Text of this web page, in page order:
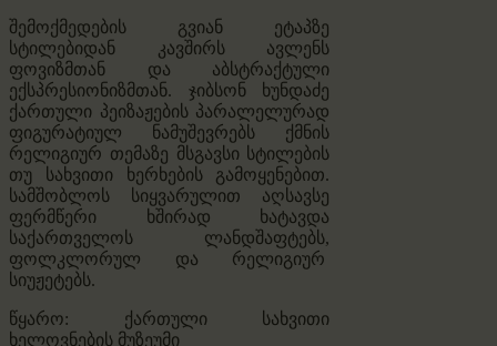
შემოქმედების გვიან ეტაპზე
სტილებიდან კავშირს ავლენს
ფოვიზმთან და აბსტრაქტული
ექსპრესიონიზმთან. ჯიბსონ ხუნდაძე
ქართული პეიზაჟების პარალელურად
ფიგურატიულ ნამუშევრებს ქმნის
რელიგიურ თემაზე მსგავსი სტილების
თუ სახვითი ხერხების გამოყენებით.
სამშობლოს სიყვარულით აღსავსე
ფერმწერი ხშირად ხატავდა
საქართველოს ლანდშაფტებს,
ფოლკლორულ და რელიგიურ
სიუჟეტებს.
წყარო: ქართული სახვითი
ხელოვნების მუზეუმი